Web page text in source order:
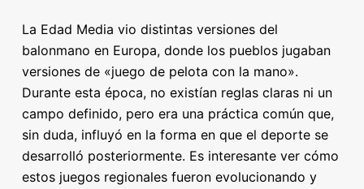
La Edad Media vio distintas versiones del
balonmano en Europa, donde los pueblos jugaban
versiones de «juego de pelota con la mano».
Durante esta época, no existían reglas claras ni un
campo definido, pero era una práctica común que,
sin duda, influyó en la forma en que el deporte se
desarrolló posteriormente. Es interesante ver cómo
estos juegos regionales fueron evolucionando y